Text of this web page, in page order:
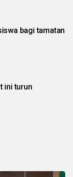
bagi tamatan
ini turun